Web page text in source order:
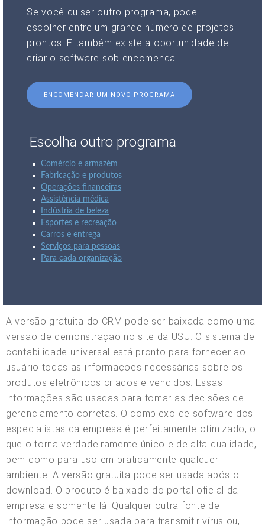
Se você quiser outro programa, pode
escolher entre um grande número de projetos
prontos. E também existe a oportunidade de
criar o software sob encomenda.
ENCOMENDAR UM NOVO PROGRAMA
Escolha outro programa
Comércio e armazém
Fabricação e produtos
Operações financeiras
Assistência médica
Indústria de beleza
Esportes e recreação
Carros e entrega
Serviços para pessoas
Para cada organização
A versão gratuita do CRM pode ser baixada como uma
versão de demonstração no site da USU. O sistema de
contabilidade universal está pronto para fornecer ao
usuário todas as informações necessárias sobre os
produtos eletrônicos criados e vendidos. Essas
informações são usadas para tomar as decisões de
gerenciamento corretas. O complexo de software dos
especialistas da empresa é perfeitamente otimizado, o
que o torna verdadeiramente único e de alta qualidade,
bem como para uso em praticamente qualquer
ambiente. A versão gratuita pode ser usada após o
download. O produto é baixado do portal oficial da
empresa e somente lá. Qualquer outra fonte de
informação pode ser usada para transmitir vírus ou,